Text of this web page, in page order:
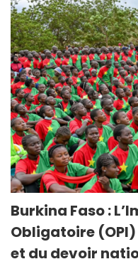
Burkina Faso :
Obligatoire
et du devoir